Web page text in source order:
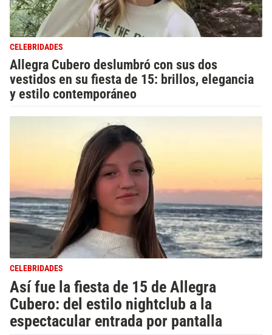
CELEBRIDADES
Allegra Cubero deslumbró con sus dos
vestidos en su fiesta de 15: brillos, elegancia
y estilo contemporáneo
CELEBRIDADES
Así fue la fiesta de 15 de Allegra
Cubero: del estilo nightclub a la
espectacular entrada por pantalla